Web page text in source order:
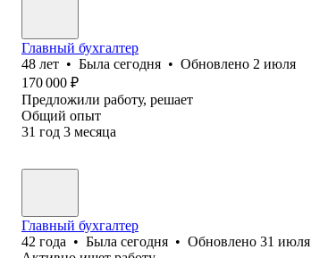
Главный бухгалтер
48 лет • Была сегодня • Обновлено 2 июля
170 000 ₽
Предложили работу, решает
Общий опыт
31 год 3 месяца
Главный бухгалтер
42 года • Была сегодня • Обновлено 31 июля